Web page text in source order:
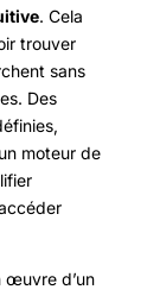
. Cela
trouver
sans
Des
moteur de
œuvre d’un